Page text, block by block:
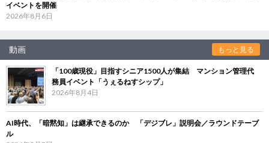
イベントを開催
2026年8月6日
動画 もっと見る
「100歳現役」目指すシニア1500人が集結 マンション管理代
務員イベント「うぇるねすシップ」
2026年8月4日
AI時代、「暗黙知」は継承できるのか 「デジブレ」説明会／ラウンドテーブ
ル